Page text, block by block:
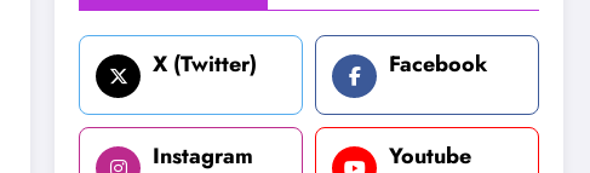
X (Twitter) Facebook
Instagram Youtube